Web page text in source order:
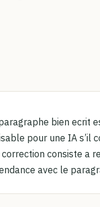
bien ecrit
pour une IA s’il
consiste a
avec le